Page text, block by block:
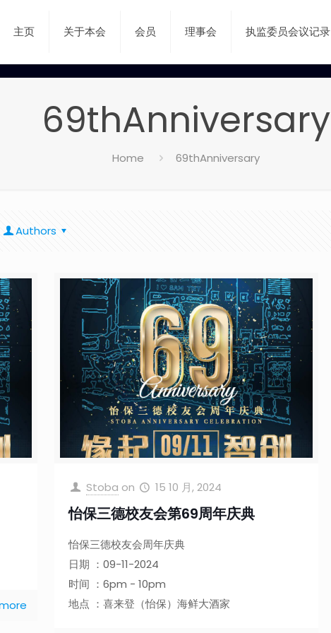
主页 关于本会 会员 理事会 执监委员会议记录
69thAnniversary
Home 69thAnniversary
Authors
Stoba on 15 10 月, 2024
怡保三德校友会第69周年庆典
怡保三德校友会周年庆典
日期 ：09-11-2024
时间 ：6pm - 10pm
地点 ：喜来登（怡保）海鲜大酒家